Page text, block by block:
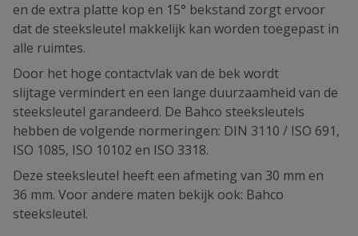
en de extra platte kop en 15° bekstand zorgt ervoor
dat de steeksleutel makkelijk kan worden toegepast in
alle ruimtes.
Door het hoge contactvlak van de bek wordt
slijtage vermindert en een lange duurzaamheid van de
steeksleutel garandeerd. De Bahco steeksleutels
hebben de volgende normeringen: DIN 3110 / ISO 691,
ISO 1085, ISO 10102 en ISO 3318.
Deze steeksleutel heeft een afmeting van 30 mm en
36 mm. Voor andere maten bekijk ook: Bahco
steeksleutel.